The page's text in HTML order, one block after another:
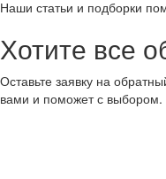
Наши статьи и подборки
Хотите все
Оставьте заявку на
вами и поможет с выбором.